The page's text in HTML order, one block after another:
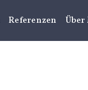
Referenzen Über